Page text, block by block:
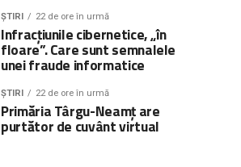
ȘTIRI 22 de ore în urmă
Infracțiunile cibernetice, „în
floare”. Care sunt semnalele
unei fraude informatice
ȘTIRI 22 de ore în urmă
Primăria Târgu-Neamț are
purtător de cuvânt virtual